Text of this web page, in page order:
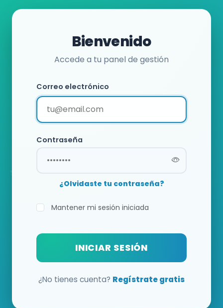
Bienvenido
Accede a tu panel de gestión
Correo electrónico
Contraseña
¿Olvidaste tu contraseña?
Mantener mi sesión iniciada
INICIAR SESIÓN
¿No tienes cuenta? Regístrate gratis